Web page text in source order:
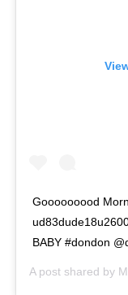
Gooooooood
BABY #dondon
A post shared by